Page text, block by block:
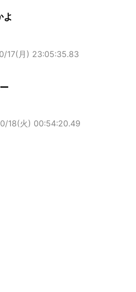
よ
17(月) 23:05:35.83
18(火) 00:54:20.49